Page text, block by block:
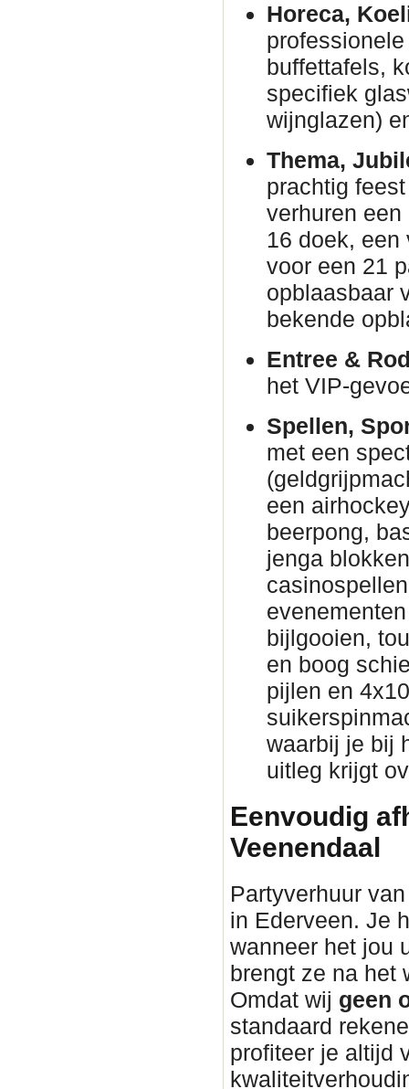
Horeca,
buffettafels,
specifiek
wijnglazen)
Thema,
prachtig
verhuren
16 doek, een
voor een 21
opblaasbaar
bekende
Entree &
het VIP-
Spellen,
met een
een
beerpong,
jenga
bijlgooien,
en boog
pijlen en
waarbij je bij
uitleg krijgt
Eenvoudig
Veenendaal
Partyverhuur
in Ederveen. Je
wanneer het jou
brengt ze na het
Omdat wij geen
standaard
profiteer je altijd